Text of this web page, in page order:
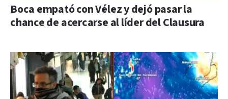
Boca empató con Vélez y dejó pasar la
chance de acercarse al líder del Clausura